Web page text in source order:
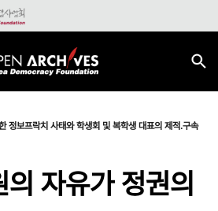
정보프락치 사태와 학생회 및 복학생 대표의 제적.구속
자유가 정권의